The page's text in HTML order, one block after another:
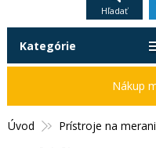
Hľadať
Úvod Prístroje na
Kategórie
Nákup